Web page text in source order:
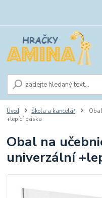
Úvod Škola a kancelář
+lepící páska
Obal na
univerzální